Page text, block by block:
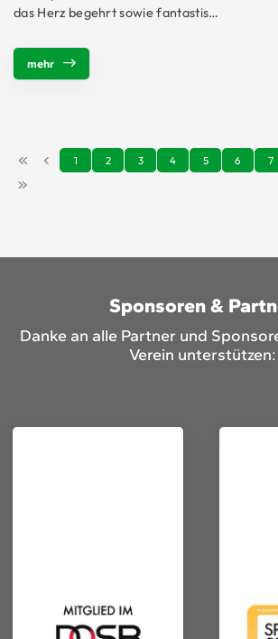
das Herz begehrt sowie fantastis…
mehr
1 2 3 4 5 6 7
Sponsoren &
Danke an alle Partner und
Verein unterstützen: